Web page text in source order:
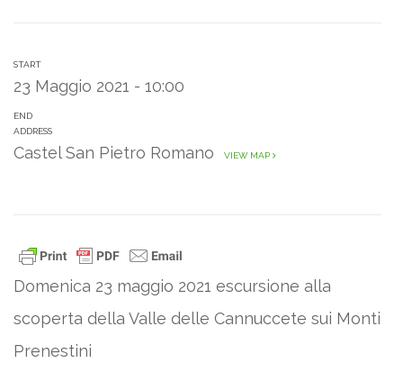
START
23 Maggio 2021 - 10:00
END
ADDRESS
Castel San Pietro Romano VIEW MAP
Domenica 23 maggio 2021 escursione alla
scoperta della Valle delle Cannuccete sui Monti
Prenestini